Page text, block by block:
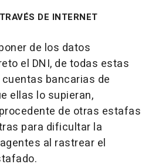
DE INTERNET
de los datos
el DNI, de todas estas
bancarias de
ellas lo supieran,
de otras estafas
para dificultar la
al rastrear el